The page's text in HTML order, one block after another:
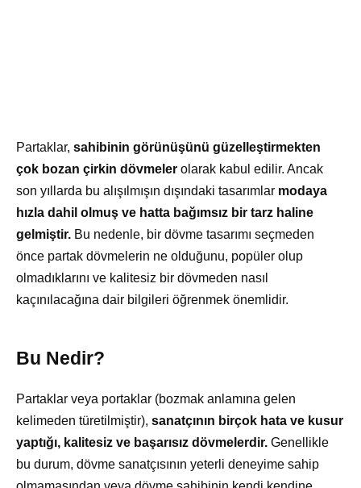
Partaklar, sahibinin görünüşünü güzelleştirmekten
çok bozan çirkin dövmeler olarak kabul edilir. Ancak
son yıllarda bu alışılmışın dışındaki tasarımlar modaya
hızla dahil olmuş ve hatta bağımsız bir tarz haline
gelmiştir. Bu nedenle, bir dövme tasarımı seçmeden
önce partak dövmelerin ne olduğunu, popüler olup
olmadıklarını ve kalitesiz bir dövmeden nasıl
kaçınılacağına dair bilgileri öğrenmek önemlidir.
Bu Nedir?
Partaklar veya portaklar (bozmak anlamına gelen
kelimeden türetilmiştir), sanatçının birçok hata ve kusur
yaptığı, kalitesiz ve başarısız dövmelerdir. Genellikle
bu durum, dövme sanatçısının yeterli deneyime sahip